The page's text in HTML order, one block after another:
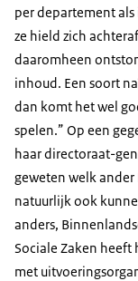
per departement als
ze hield zich
daaromheen
inhoud. Een soort
dan komt het wel
spelen.” Op een
haar directoraat-
geweten welk
natuurlijk ook
anders,
Sociale Zaken heeft
met